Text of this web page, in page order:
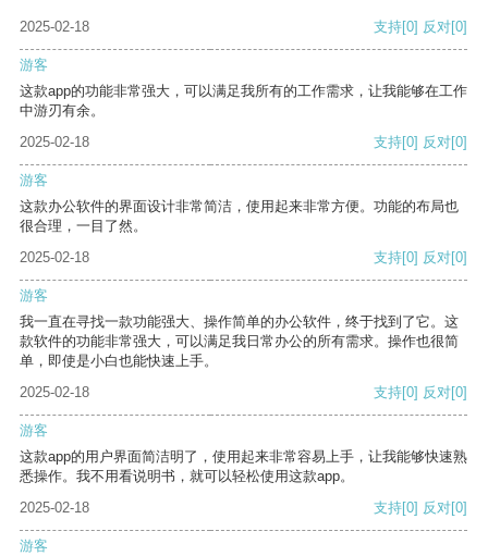
2025-02-18 支持[0] 反对[0]
游客
这款app的功能非常强大，可以满足我所有的工作需求，让我能够在工作
中游刃有余。
2025-02-18
支持[0] 反对[0]
游客
这款办公软件的界面设计非常简洁，使用起来非常方便。功能的布局也
很合理，一目了然。
2025-02-18
支持[0] 反对[0]
游客
我一直在寻找一款功能强大、操作简单的办公软件，终于找到了它。这
款软件的功能非常强大，可以满足我日常办公的所有需求。操作也很简
单，即使是小白也能快速上手。
2025-02-18
支持[0] 反对[0]
游客
这款app的用户界面简洁明了，使用起来非常容易上手，让我能够快速熟
悉操作。我不用看说明书，就可以轻松使用这款app。
2025-02-18
支持[0] 反对[0]
游客